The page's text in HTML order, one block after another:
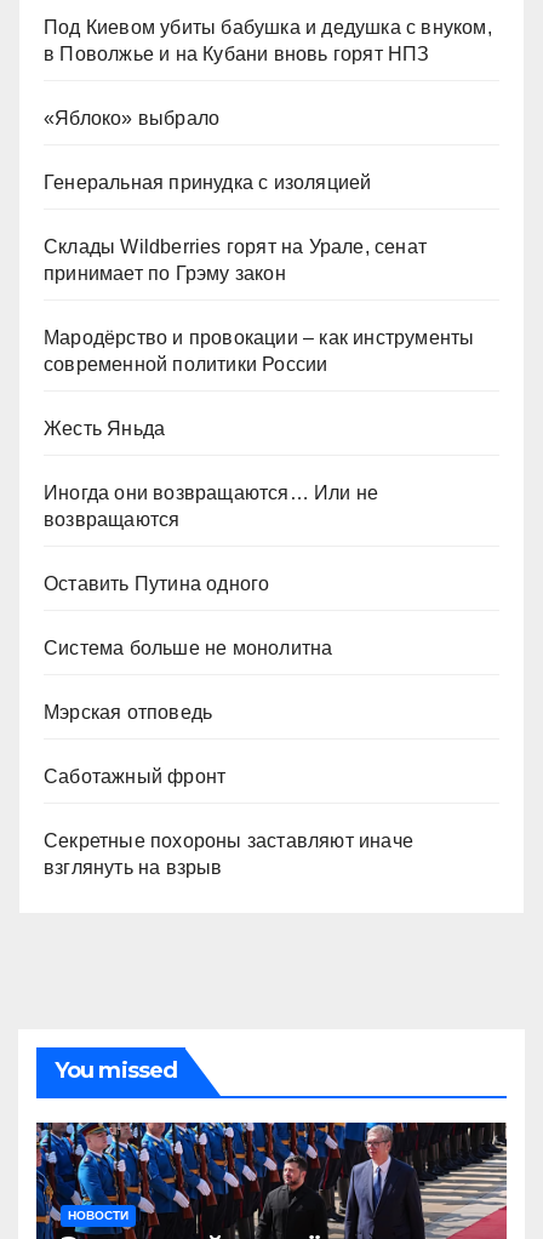
Под Киевом убиты бабушка и дедушка с внуком,
в Поволжье и на Кубани вновь горят НПЗ
«Яблоко» выбрало
Генеральная принудка с изоляцией
Склады Wildberries горят на Урале, сенат
принимает по Грэму закон
Мародёрство и провокации – как инструменты
современной политики России
Жесть Яньда
Иногда они возвращаются… Или не
возвращаются
Оставить Путина одного
Система больше не монолитна
Мэрская отповедь
Саботажный фронт
Секретные похороны заставляют иначе
взглянуть на взрыв
You missed
НОВОСТИ